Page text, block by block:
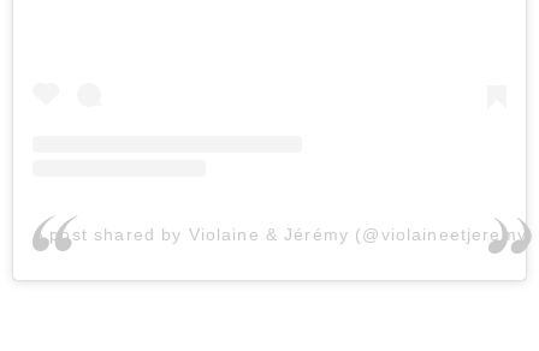
A post shared by Violaine & Jérémy (@violaineetjeremy)